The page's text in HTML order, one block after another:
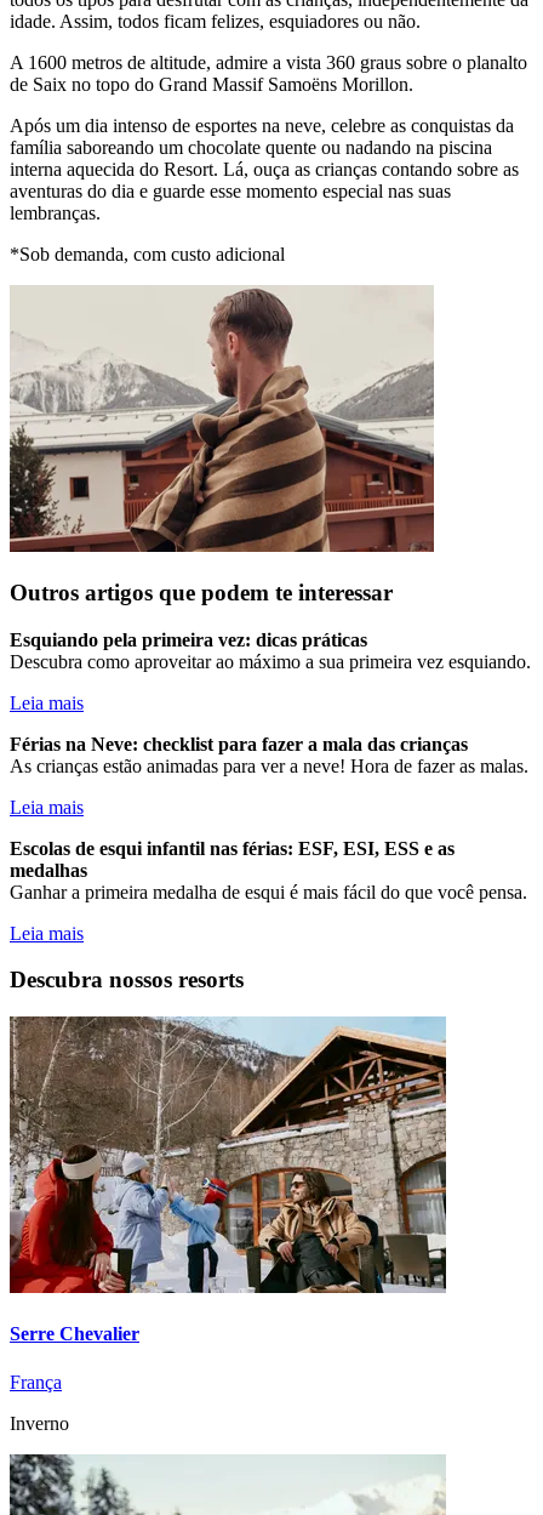
idade. Assim, todos ficam felizes, esquiadores ou não.
A 1600 metros de altitude, admire a vista 360 graus sobre o planalto
de Saix no topo do Grand Massif Samoëns Morillon.
Após um dia intenso de esportes na neve, celebre as conquistas da
família saboreando um chocolate quente ou nadando na piscina
interna aquecida do Resort. Lá, ouça as crianças contando sobre as
aventuras do dia e guarde esse momento especial nas suas
lembranças.
*Sob demanda, com custo adicional
Outros artigos que podem te interessar
Esquiando pela primeira vez: dicas práticas
Descubra como aproveitar ao máximo a sua primeira vez esquiando.
Leia mais
Férias na Neve: checklist para fazer a mala das crianças
As crianças estão animadas para ver a neve! Hora de fazer as malas.
Leia mais
Escolas de esqui infantil nas férias: ESF, ESI, ESS e as
medalhas
Ganhar a primeira medalha de esqui é mais fácil do que você pensa.
Leia mais
Descubra nossos resorts
Serre Chevalier
França
Inverno